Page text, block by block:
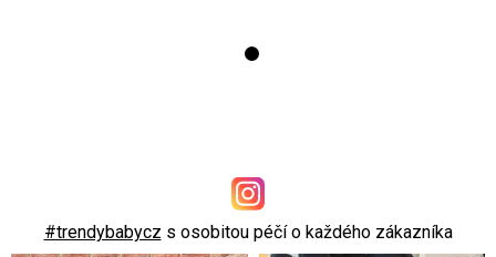
#trendybabycz s osobitou péčí o každého zákazníka